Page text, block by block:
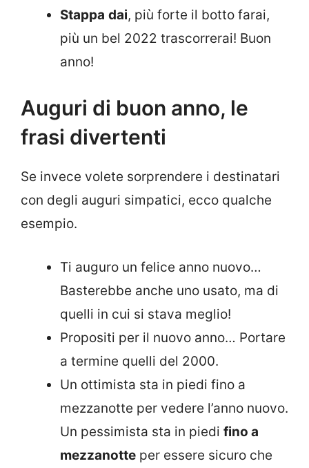
Stappa dai, più forte il botto farai,
più un bel 2022 trascorrerai! Buon
anno!
Auguri di buon anno, le
frasi divertenti
Se invece volete sorprendere i destinatari
con degli auguri simpatici, ecco qualche
esempio.
Ti auguro un felice anno nuovo…
Basterebbe anche uno usato, ma di
quelli in cui si stava meglio!
Propositi per il nuovo anno… Portare
a termine quelli del 2000.
Un ottimista sta in piedi fino a
mezzanotte per vedere l’anno nuovo.
Un pessimista sta in piedi fino a
mezzanotte per essere sicuro che